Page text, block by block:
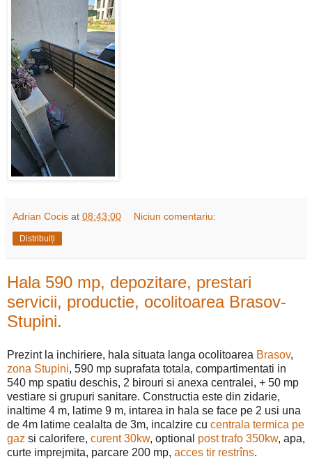
Adrian Cocis at 08:43:00 Niciun comentariu:
Distribuiți
Hala 590 mp, depozitare, prestari
servicii, productie, ocolitoarea Brasov-
Stupini.
Prezint la inchiriere, hala situata langa ocolitoarea Brasov,
zona Stupini, 590 mp suprafata totala, compartimentati in
540 mp spatiu deschis, 2 birouri si anexa centralei, + 50 mp
vestiare si grupuri sanitare. Constructia este din zidarie,
inaltime 4 m, latime 9 m, intarea in hala se face pe 2 usi una
de 4m latime cealalta de 3m, incalzire cu centrala termica pe
gaz si calorifere, curent 30kw, optional post trafo 350kw, apa,
curte imprejmita, parcare 200 mp, acces tir restrîns.